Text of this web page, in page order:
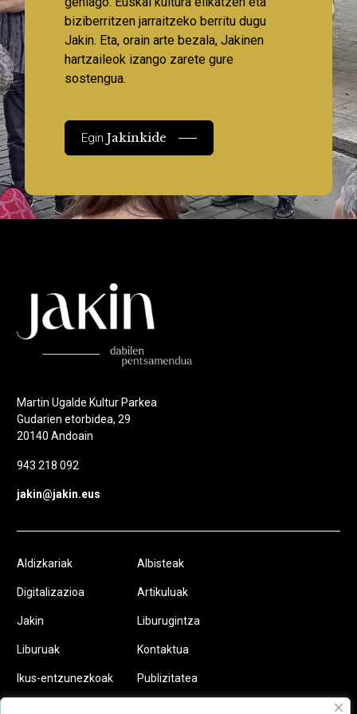
biziberritzen jarraitzeko berritu dugu
Jakin. Eta, orain arte bezala, Jakinen
hartzaileok izango zarete gure
sostengua.
EginJakinkide
Martin Ugalde Kultur Parkea
Gudarien etorbidea, 29
20140 Andoain
943 218 092
jakin@jakin.eus
Aldizkariak
Digitalizazioa
Jakin
Liburuak
Ikus-entzunezkoak
Albisteak
Artikuluak
Liburugintza
Kontaktua
Publizitatea